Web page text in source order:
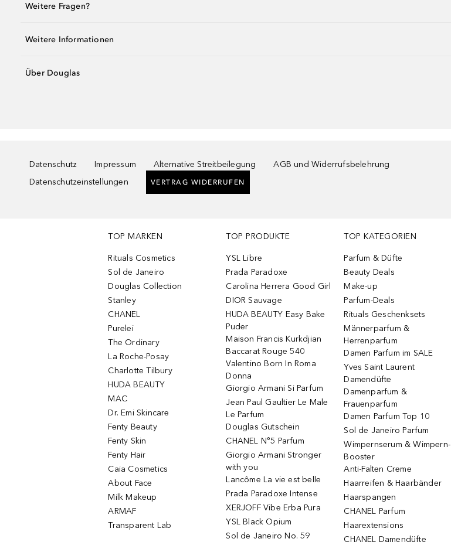
Weitere Fragen?
Weitere Informationen
Über Douglas
Datenschutz Impressum Alternative Streitbeilegung
AGB und Widerrufsbelehrung
Datenschutzeinstellungen
VERTRAG WIDERRUFEN
TOP MARKEN
Rituals Cosmetics
Sol de Janeiro
Douglas Collection
Stanley
CHANEL
Purelei
The Ordinary
La Roche-Posay
Charlotte Tilbury
HUDA BEAUTY
MAC
Dr. Emi Skincare
Fenty Beauty
Fenty Skin
Fenty Hair
Caia Cosmetics
About Face
Milk Makeup
ARMAF
Transparent Lab
TOP PRODUKTE
YSL Libre
Prada Paradoxe
Carolina Herrera Good Girl
DIOR Sauvage
HUDA BEAUTY Easy Bake
Puder
Maison Francis Kurkdjian
Baccarat Rouge 540
Valentino Born In Roma
Donna
Giorgio Armani Si Parfum
Jean Paul Gaultier Le Male
Le Parfum
Douglas Gutschein
CHANEL N°5 Parfum
Giorgio Armani Stronger
with you
Lancôme La vie est belle
Prada Paradoxe Intense
XERJOFF Vibe Erba Pura
YSL Black Opium
Sol de Janeiro No. 59
TOP KATEGORIEN
Parfum & Düfte
Beauty Deals
Make-up
Parfum-Deals
Rituals Geschenksets
Männerparfum &
Herrenparfum
Damen Parfum im SALE
Yves Saint Laurent
Damendüfte
Damenparfum &
Frauenparfum
Damen Parfum Top 10
Sol de Janeiro Parfum
Wimpernserum & Wimpern-
Booster
Anti-Falten Creme
Haarreifen & Haarbänder
Haarspangen
CHANEL Parfum
Haarextensions
CHANEL Damendüfte